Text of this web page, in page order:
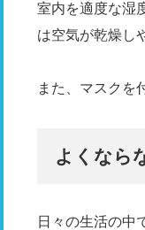
室内を適度な湿
は空気が乾燥し
また、マスクを
よくなら
日々の生活の中